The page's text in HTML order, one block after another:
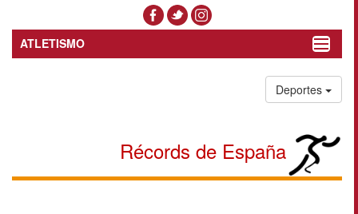
ATLETISMO
Toggle
Deportes
Récords de España